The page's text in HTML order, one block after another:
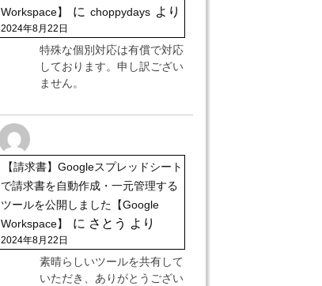
Workspace】
に choppydays より
2024年8月22日
特殊な個別対応は有償で対応
しております。申し訳ござい
ません。
【請求書】Googleスプレッドシート
で請求書を自動作成・一元管理する
ツールを公開しました【Google
Workspace】
に さとう より
2024年8月22日
素晴らしいツールを共有して
いただき、ありがとうござい